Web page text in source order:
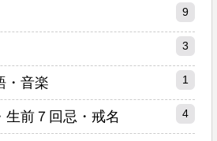
9
3
・音楽 1
生前７回忌・戒名 4